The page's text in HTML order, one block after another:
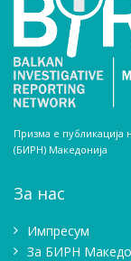
Призма е публикација
(БИРН) Македонија
За нас
Импресум
Зa БИРН